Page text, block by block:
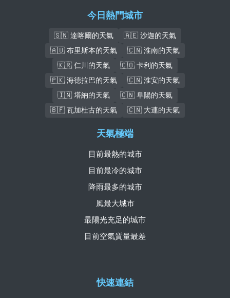
今日熱門城市
🇸🇳 達喀爾的天氣
🇦🇪 沙迦的天氣
🇦🇺 布里斯本的天氣
🇨🇳 淮南的天氣
🇰🇷 仁川的天氣
🇨🇴 卡利的天氣
🇵🇰 海德拉巴的天氣
🇨🇳 淮安的天氣
🇮🇳 塔納的天氣
🇨🇳 阜陽的天氣
🇧🇫 瓦加杜古的天氣
🇨🇳 大連的天氣
快速連結
天氣極端
目前最熱的城市
目前最冷的城市
降雨最多的城市
風最大城市
最陽光充足的城市
目前空氣質量最差